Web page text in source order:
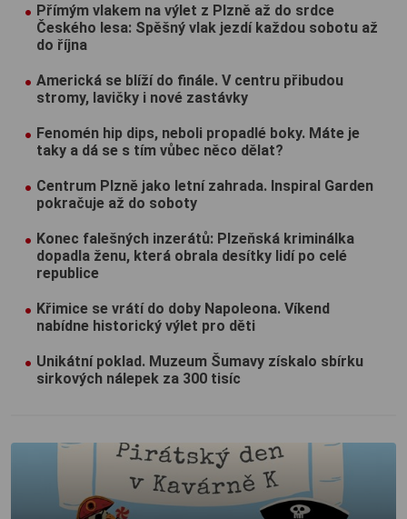
Přímým vlakem na výlet z Plzně až do srdce
Českého lesa: Spěšný vlak jezdí každou sobotu až
do října
Americká se blíží do finále. V centru přibudou
stromy, lavičky i nové zastávky
Fenomén hip dips, neboli propadlé boky. Máte je
taky a dá se s tím vůbec něco dělat?
Centrum Plzně jako letní zahrada. Inspiral Garden
pokračuje až do soboty
Konec falešných inzerátů: Plzeňská kriminálka
dopadla ženu, která obrala desítky lidí po celé
republice
Křimice se vrátí do doby Napoleona. Víkend
nabídne historický výlet pro děti
Unikátní poklad. Muzeum Šumavy získalo sbírku
sirkových nálepek za 300 tisíc